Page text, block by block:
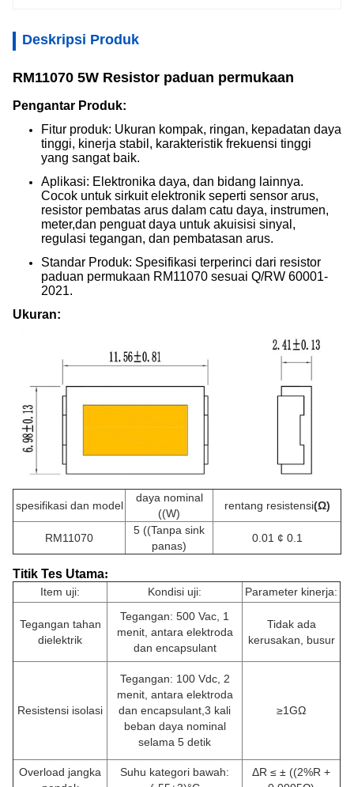
Deskripsi Produk
RM11070 5W Resistor paduan permukaan
Pengantar Produk:
Fitur produk: Ukuran kompak, ringan, kepadatan daya
tinggi, kinerja stabil, karakteristik frekuensi tinggi
yang sangat baik.
Aplikasi: Elektronika daya, dan bidang lainnya.
Cocok untuk sirkuit elektronik seperti sensor arus,
resistor pembatas arus dalam catu daya, instrumen,
meter,dan penguat daya untuk akuisisi sinyal,
regulasi tegangan, dan pembatasan arus.
Standar Produk: Spesifikasi terperinci dari resistor
paduan permukaan RM11070 sesuai Q/RW 60001-
2021.
Ukuran:
spesifikasi dan model
daya nominal
((W)
rentang resistensi(Ω)
RM11070
5 ((Tanpa sink
panas)
0.01 ¢ 0.1
Titik Tes Utama:
Item uji: Kondisi uji: Parameter kinerja:
Tegangan tahan
dielektrik
Tegangan: 500 Vac, 1
menit, antara elektroda
dan encapsulant
Tidak ada
kerusakan, busur
Resistensi isolasi
Tegangan: 100 Vdc, 2
menit, antara elektroda
dan encapsulant,3 kali
beban daya nominal
selama 5 detik
≥1GΩ
Overload jangka
Suhu kategori bawah:
ΔR ≤ ± ((2%R +